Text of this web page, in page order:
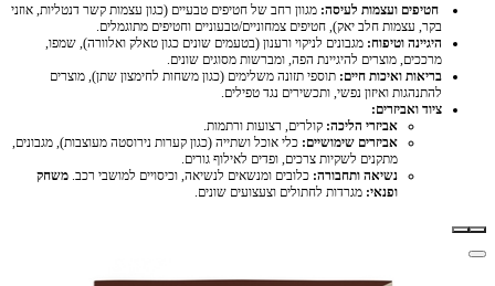
חטיפים ועצמות לעיסה: מגוון רחב של חטיפים טבעיים (כגון עצמות קשר דנטליות, אוזני
בקר, עצמות חלב יאק), חטיפים צמחוניים/טבעוניים וחטיפים מתוגמלים.
היגיינה וטיפוח: מגבונים לניקוי ורענון (בטעמים שונים כגון טאלק ואלוורה), שמפו,
מרככים, מוצרים להיגיינת הפה, ומברשות מסוגים שונים.
בריאות ואיכות חיים: תוספי תזונה משלימים (כגון משחות לחימצון שתן), מוצרים
להתנהגות ואיזון נפשי, ותכשירים נגד טפילים.
ציוד ואביזרים:
אביזרי הליכה: קולרים, רצועות ורתמות.
אביזרים שימושיים: כלי אוכל ושתייה (כגון קערות נירוסטה מעוצבות), מגבונים,
מתקנים לשקיות צרכים, ופדים לאילוף גורים.
נשיאה ותחבורה: כלובים ומנשאים לנשיאה, וכיסויים למושבי רכב. משחק
ופנאי: מגרדות לחתולים וצעצועים שונים.